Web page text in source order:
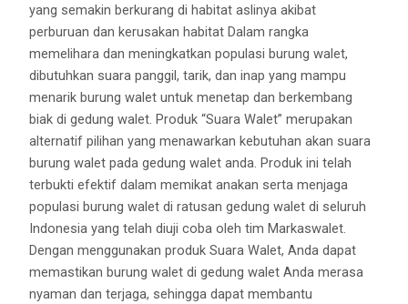
yang semakin berkurang di habitat aslinya akibat
perburuan dan kerusakan habitat Dalam rangka
memelihara dan meningkatkan populasi burung walet,
dibutuhkan suara panggil, tarik, dan inap yang mampu
menarik burung walet untuk menetap dan berkembang
biak di gedung walet. Produk “Suara Walet” merupakan
alternatif pilihan yang menawarkan kebutuhan akan suara
burung walet pada gedung walet anda. Produk ini telah
terbukti efektif dalam memikat anakan serta menjaga
populasi burung walet di ratusan gedung walet di seluruh
Indonesia yang telah diuji coba oleh tim Markaswalet.
Dengan menggunakan produk Suara Walet, Anda dapat
memastikan burung walet di gedung walet Anda merasa
nyaman dan terjaga, sehingga dapat membantu